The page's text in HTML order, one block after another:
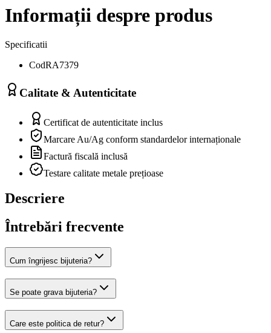
Informații despre produs
Specificatii
CodRA7379
Calitate & Autenticitate
Certificat de autenticitate inclus
Marcare Au/Ag conform standardelor internaționale
Factură fiscală inclusă
Testare calitate metale prețioase
Descriere
Întrebări frecvente
Cum îngrijesc bijuteria?
Se poate grava bijuteria?
Care este politica de retur?